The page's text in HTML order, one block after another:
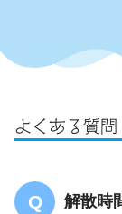
よくある質問
解散時